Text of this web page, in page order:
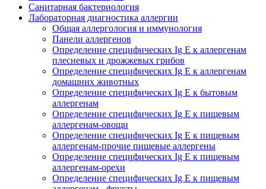
Санитарная бактериология
Лабораторная диагностика аллергии
Общая аллергология и иммунология
Панели аллергенов
Определение специфических Ig E к аллергенам
плесневых и дрожжевых грибов
Определение специфических Ig E к аллергенам
домашних животных
Определение специфических Ig E к бытовым
аллергенам
Определение специфических Ig E к пищевым
аллергенам-овощи
Определение специфических Ig E к пищевым
аллергенам-прочие пищевые аллергены
Определение специфических Ig E к пищевым
аллергенам-орехи
Определение специфических Ig E к пищевым